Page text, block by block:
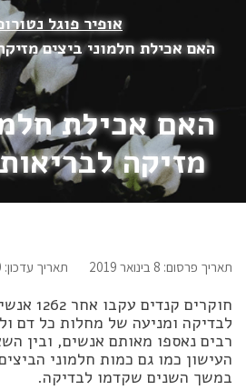
אופיר פוגל
האם אכילת חלמוני ביצים
האם אכילת
מזיקה
תאריך פרסום: 8 בינואר 2019 תאריך עדכון: 30 בינואר 2019
חוקרים
לבדיקה ומניעה של מחלות כל דם
רבים נאספו מאותם אנשים, ובין
העישון כמו גם כמות חלמוני
במשך השנים שקדמו לבדיקה.